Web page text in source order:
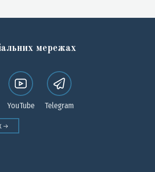
мережах
YouTube Telegram